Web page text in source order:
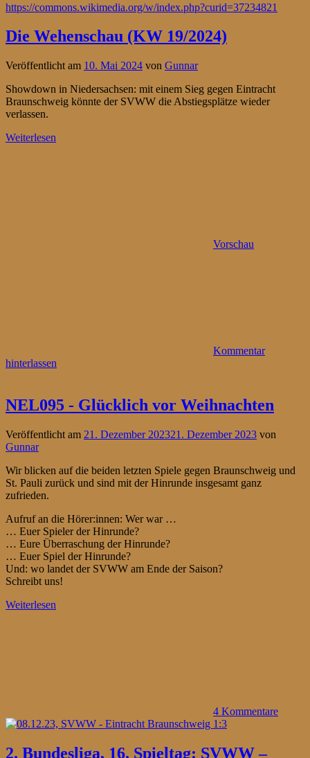
Die Wehenschau (KW 19/2024)
Veröffentlicht am 10. Mai 2024 von Gunnar
Showdown in Niedersachsen: mit einem Sieg gegen Eintracht
Braunschweig könnte der SVWW die Abstiegsplätze wieder
verlassen.
Weiterlesen
Vorschau
Kommentar
hinterlassen
NEL095 - Glücklich vor Weihnachten
Veröffentlicht am 21. Dezember 202321. Dezember 2023 von
Gunnar
Wir blicken auf die beiden letzten Spiele gegen Braunschweig und
St. Pauli zurück und sind mit der Hinrunde insgesamt ganz
zufrieden.
Aufruf an die Hörer:innen: Wer war …
… Euer Spieler der Hinrunde?
… Eure Überraschung der Hinrunde?
… Euer Spiel der Hinrunde?
Und: wo landet der SVWW am Ende der Saison?
Schreibt uns!
Weiterlesen
4 Kommentare
2. Bundesliga, 16. Spieltag: SVWW –